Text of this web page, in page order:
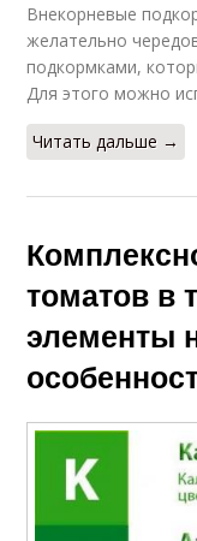
Внекорневые
желательно
подкормками,
Для этого можно
Читать дальше →
томатов в
элементы